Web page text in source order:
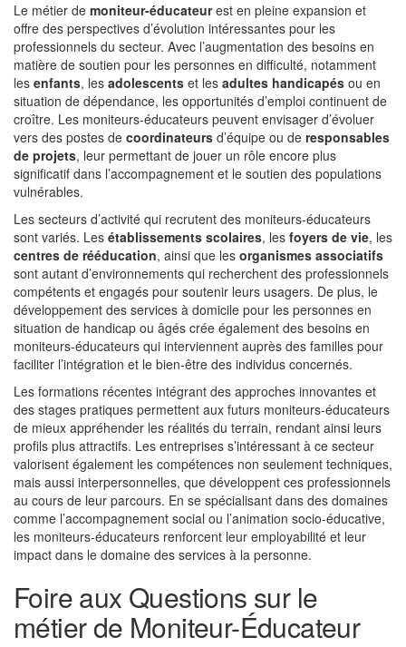
Le métier de moniteur-éducateurest en pleine expansion et
offre des perspectives d’évolution intéressantes pour les
professionnels du secteur. Avec l’augmentation des besoins en
matière de soutien pour les personnes en difficulté, notamment
les enfants, les adolescents et les adultes handicapés ou en
situation de dépendance, les opportunités d’emploi continuent de
croître. Les moniteurs-éducateurs peuvent envisager d’évoluer
vers des postes de coordinateurs d’équipe ou de responsables
de projets, leur permettant de jouer un rôle encore plus
significatif dans l’accompagnement et le soutien des populations
vulnérables.
Les secteurs d’activité qui recrutent des moniteurs-éducateurs
sont variés. Les établissements scolaires, les foyers de vie, les
centres de rééducation, ainsi que les organismes associatifs
sont autant d’environnements qui recherchent des professionnels
compétents et engagés pour soutenir leurs usagers. De plus, le
développement des services à domicile pour les personnes en
situation de handicap ou âgés crée également des besoins en
moniteurs-éducateurs qui interviennent auprès des familles pour
faciliter l’intégration et le bien-être des individus concernés.
Les formations récentes intégrant des approches innovantes et
des stages pratiques permettent aux futurs moniteurs-éducateurs
de mieux appréhender les réalités du terrain, rendant ainsi leurs
profils plus attractifs. Les entreprises s’intéressant à ce secteur
valorisent également les compétences non seulement techniques,
mais aussi interpersonnelles, que développent ces professionnels
au cours de leur parcours. En se spécialisant dans des domaines
comme l’accompagnement social ou l’animation socio-éducative,
les moniteurs-éducateurs renforcent leur employabilité et leur
impact dans le domaine des services à la personne.
Foire aux Questions sur le
métier de Moniteur-Éducateur